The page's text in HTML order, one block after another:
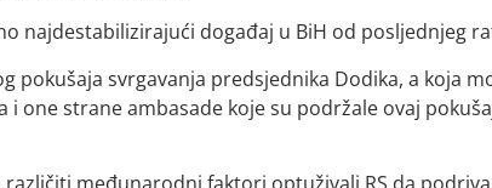
najdestabilizirajući događaj u BiH od posljednjeg
pokušaja svrgavanja predsjednika Dodika, a koja
one strane ambasade koje su podržale ovaj